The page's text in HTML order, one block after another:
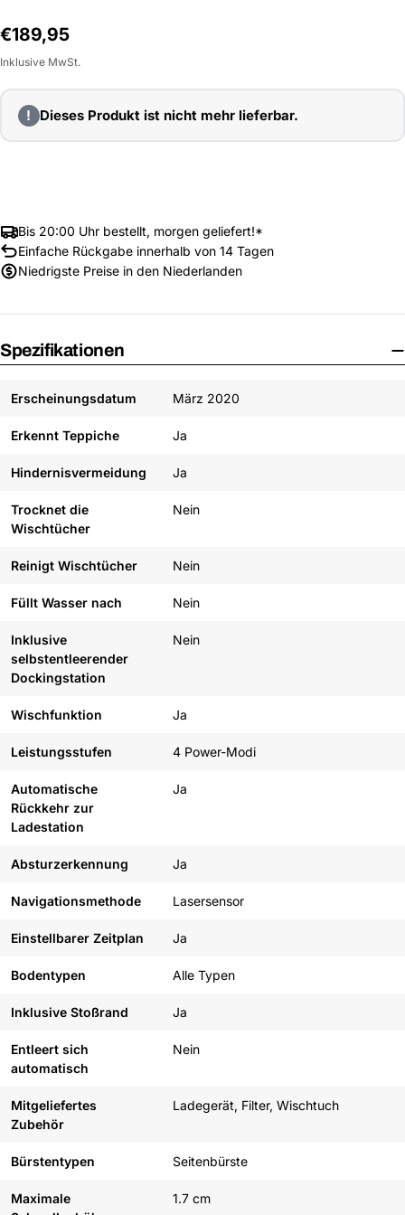
Normalpreis
€189,95
Inklusive MwSt.
! Dieses Produkt ist nicht mehr lieferbar.
Bis 20:00 Uhr bestellt, morgen geliefert!*
Einfache Rückgabe innerhalb von 14 Tagen
Niedrigste Preise in den Niederlanden
Spezifikationen
Erscheinungsdatum März 2020
Erkennt Teppiche Ja
Hindernisvermeidung Ja
Trocknet die
Wischtücher
Nein
Reinigt Wischtücher Nein
Füllt Wasser nach Nein
Inklusive
selbstentleerender
Dockingstation
Nein
Wischfunktion Ja
Leistungsstufen 4 Power-Modi
Automatische
Rückkehr zur
Ladestation
Ja
Absturzerkennung Ja
Navigationsmethode Lasersensor
Einstellbarer Zeitplan Ja
Bodentypen Alle Typen
Inklusive Stoßrand Ja
Entleert sich
automatisch
Nein
Mitgeliefertes
Zubehör
Ladegerät, Filter, Wischtuch
Bürstentypen Seitenbürste
Maximale
1.7 cm